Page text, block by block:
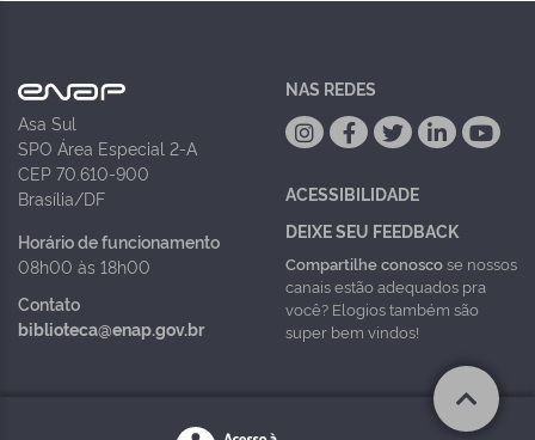
Asa Sul
SPO Área Especial 2-A
CEP 70.610-900
Brasília/DF
Horário de funcionamento
08h00 às 18h00
Contato
biblioteca@enap.gov.br
NAS REDES
ACESSIBILIDADE
DEIXE SEU FEEDBACK
Compartilhe conoscose nossos
canais estão adequados pra
você? Elogios também são
super bem vindos!